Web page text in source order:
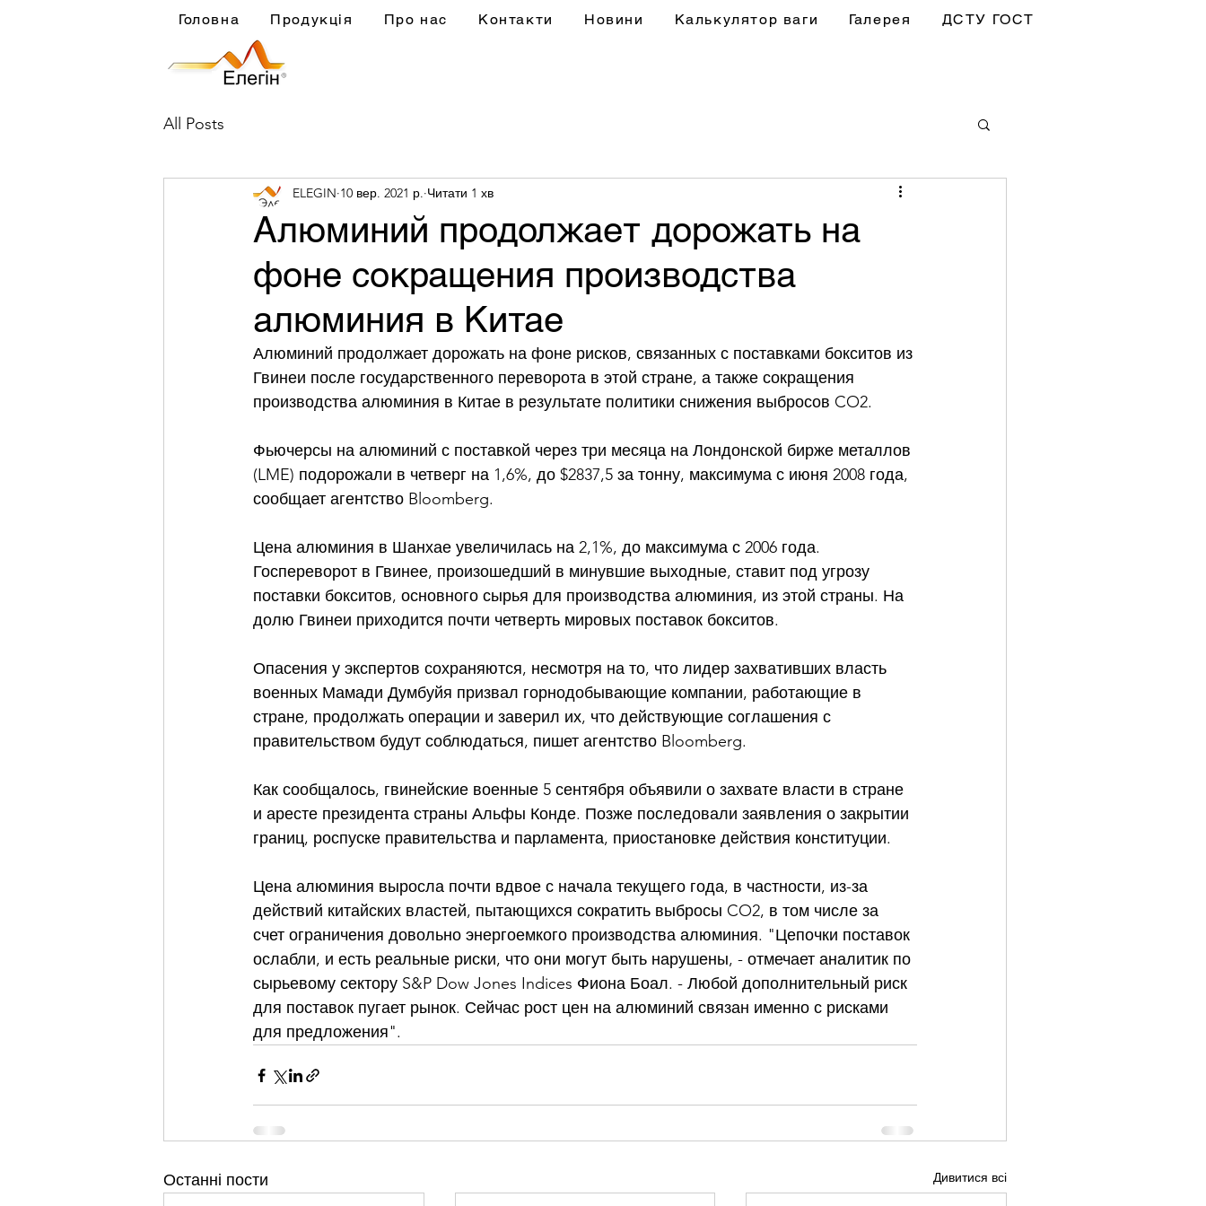
Головна Продукція Про нас Контакти Новини Калькулятор ваги Галерея ДСТУ ГОСТ
All Posts
Алюминий продолжает дорожать на
фоне сокращения производства
алюминия в Китае
ELEGIN 10 вер. 2021 р. Читати 1 хв
Алюминий продолжает дорожать на фоне рисков, связанных с поставками бокситов из
Гвинеи после государственного переворота в этой стране, а также сокращения
производства алюминия в Китае в результате политики снижения выбросов CO2.
Фьючерсы на алюминий с поставкой через три месяца на Лондонской бирже металлов
(LME) подорожали в четверг на 1,6%, до $2837,5 за тонну, максимума с июня 2008 года,
сообщает агентство Bloomberg.
Цена алюминия в Шанхае увеличилась на 2,1%, до максимума с 2006 года.
Госпереворот в Гвинее, произошедший в минувшие выходные, ставит под угрозу
поставки бокситов, основного сырья для производства алюминия, из этой страны. На
долю Гвинеи приходится почти четверть мировых поставок бокситов.
Опасения у экспертов сохраняются, несмотря на то, что лидер захвативших власть
военных Мамади Думбуйя призвал горнодобывающие компании, работающие в
стране, продолжать операции и заверил их, что действующие соглашения с
правительством будут соблюдаться, пишет агентство Bloomberg.
Как сообщалось, гвинейские военные 5 сентября объявили о захвате власти в стране
и аресте президента страны Альфы Конде. Позже последовали заявления о закрытии
границ, роспуске правительства и парламента, приостановке действия конституции.
Цена алюминия выросла почти вдвое с начала текущего года, в частности, из-за
действий китайских властей, пытающихся сократить выбросы CO2, в том числе за
счет ограничения довольно энергоемкого производства алюминия. "Цепочки поставок
ослабли, и есть реальные риски, что они могут быть нарушены, - отмечает аналитик по
сырьевому сектору S&P Dow Jones Indices Фиона Боал. - Любой дополнительный риск
для поставок пугает рынок. Сейчас рост цен на алюминий связан именно с рисками
для предложения".
Останні пости Дивитися всі